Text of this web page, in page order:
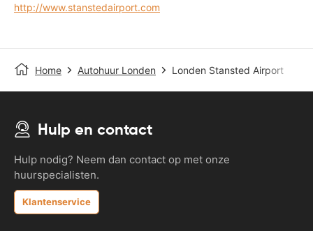
http://www.stanstedairport.com
Home Autohuur Londen Londen Stansted Airport
Hulp en contact
Hulp nodig? Neem dan contact op met onze
huurspecialisten.
Klantenservice